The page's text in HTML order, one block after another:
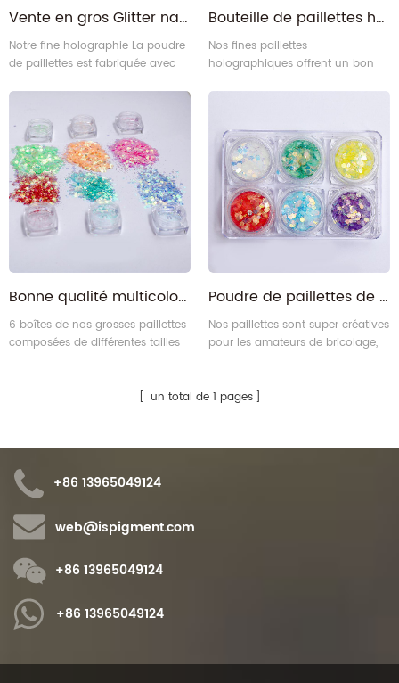
Vente en gros Glitter nail art craft holographique PET paillettes couleurs
Notre fine holographie La poudre
de paillettes est fabriquée avec
une brillance holographique, une
sécurité à 100% et facile à
utiliser/laver.
Bouteille de paillettes holographiques fines paillettes brillantes fines pour l'artisanat
Nos fines paillettes
holographiques offrent un bon
couvrance. Il est idéal pour
des verres à vin ou des cadres en
bois.
Bonne qualité multicolore Chunky Mix différentes tailles Sparkle Glitter poudre
6 boîtes de nos grosses paillettes
composées de différentes tailles
chaque occasion.
Poudre de paillettes de décoration artisanale en résine époxy étincelante pour gobelet
Nos paillettes sont super créatives
pour les amateurs de bricolage,
cheveux ou un apprêt à paillettes
enlever avec de l'eau.
un total de 1 pages
+86 13965049124
web@ispigment.com
+86 13965049124
+86 13965049124